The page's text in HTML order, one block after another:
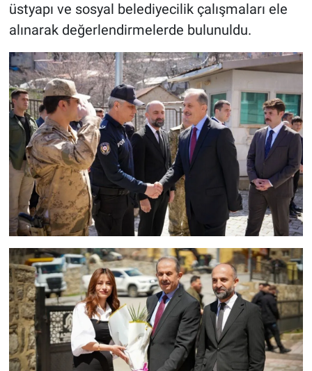
üstyapı ve sosyal belediyecilik çalışmaları ele
alınarak değerlendirmelerde bulunuldu.